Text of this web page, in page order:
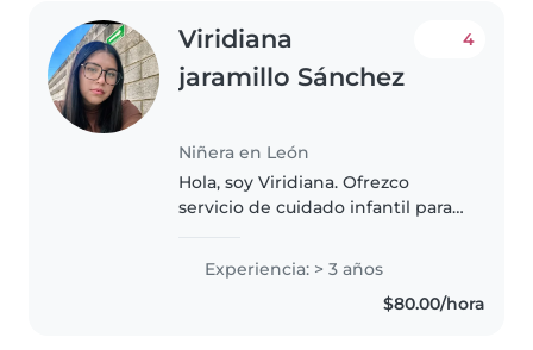
Viridiana
jaramillo Sánchez
Niñera en León
4
Hola, soy Viridiana. Ofrezco
servicio de cuidado infantil para
responsabilidad, paciencia y
compromiso. ✅ Experiencia en el
cuidado infantil ✅ Currículum..
Experiencia: > 3 años
$80.00/hora